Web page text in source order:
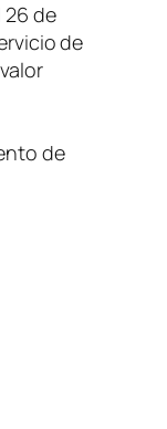
26 de
de
de